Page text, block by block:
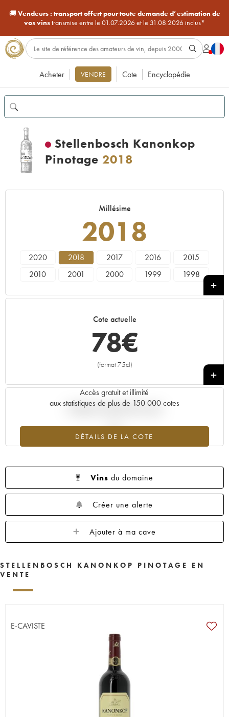
🚚Vendeurs : transport offert pour toute demande d’estimation de
vos vinstransmise entre le 01.07.2026 et le 31.08.2026 inclus*
Acheter VENDRE Cote Encyclopédie
Stellenbosch Kanonkop
Pinotage 2018
Millésime
2018
2020 2018 2017 2016
2015
2010
2001 2000 1999
1998
Cote actuelle
78€
(format 75cl)
+
Accès gratuit et illimité
aux statistiques de plus de 150 000 cotes
DÉTAILS DE LA COTE
Tendance actuelle de la cote
Vins du domaine
Créer une alerte
Ajouter à ma cave
STELLENBOSCH KANONKOP PINOTAGE EN
VENTE
E-CAVISTE